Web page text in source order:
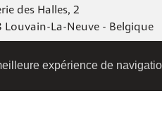
expérience de
des Halles, 2
Louvain-La-Neuve - Belgique